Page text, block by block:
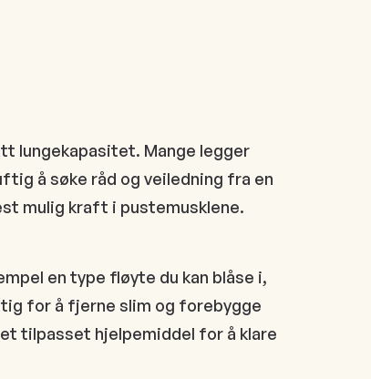
lungekapasitet. Mange legger
å søke råd og veiledning fra en
mulig kraft i pustemusklene.
en type fløyte du kan blåse i,
for å fjerne slim og forebygge
tilpasset hjelpemiddel for å klare